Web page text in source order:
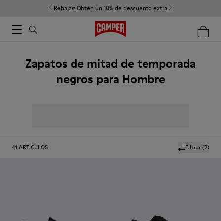
Rebajas: Obtén un 10% de descuento extra
Zapatos de mitad de temporada
negros para Hombre
Filtrar(2)
41ARTÍCULOS